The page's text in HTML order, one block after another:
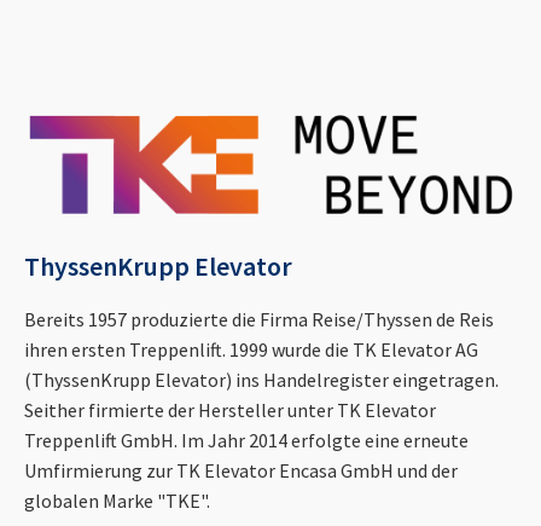
ThyssenKrupp Elevator
Bereits 1957 produzierte die Firma Reise/Thyssen de Reis
ihren ersten Treppenlift. 1999 wurde die TK Elevator AG
(ThyssenKrupp Elevator) ins Handelregister eingetragen.
Seither firmierte der Hersteller unter TK Elevator
Treppenlift GmbH. Im Jahr 2014 erfolgte eine erneute
Umfirmierung zur TK Elevator Encasa GmbH und der
globalen Marke "TKE".